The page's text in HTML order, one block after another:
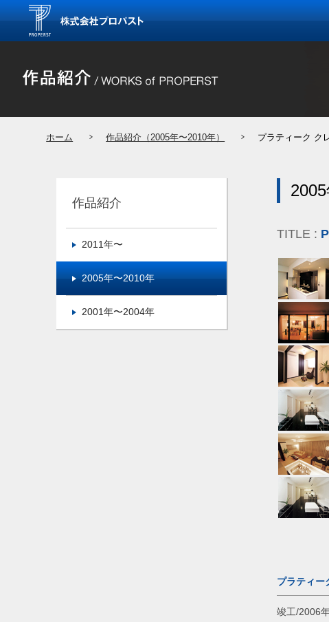
ホーム 作品紹介（2005年〜2010年） プラティーク ク
作品紹介
2011年〜
2005年〜2010年
2001年〜2004年
TITLE :
プラティー
竣工/2006